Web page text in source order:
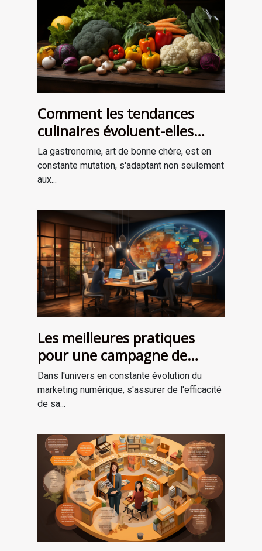
Comment les tendances
culinaires évoluent-elles
avec les saisons ?
La gastronomie, art de bonne chère, est en
constante mutation, s'adaptant non seulement
aux...
Les meilleures pratiques
pour une campagne de
marketing numérique
réussie
Dans l'univers en constante évolution du
marketing numérique, s'assurer de l'efficacité
de sa...